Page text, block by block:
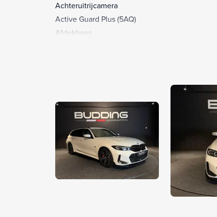
Achteruitrijcamera
Active Guard Plus (5AQ)
Afdekhoes
Airbag passagier
Airco separaat achter
Akoestische voetgangersbescherming (4U9)
Alarm klasse 1(startblokkering)
Aluminium delen exterieur
Anti Blokkeer Systeem
Anti doorSlip Regeling